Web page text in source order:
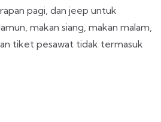
pagi, dan jeep untuk
makan siang, makan malam,
tiket pesawat tidak termasuk